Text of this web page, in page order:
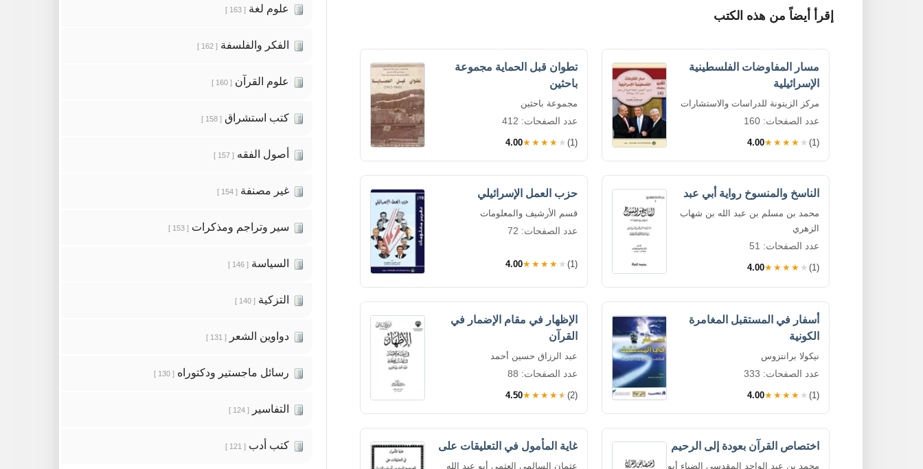
إقرأ أيضاً من هذه الكتب
مسار المفاوضات الفلسطينية
الإسرائيلية
مركز الزيتونة للدراسات والاستشارات
عدد الصفحات: 160
4.00★★★★★ (1)
تطوان قبل الحماية مجموعة
باحثين
مجموعة باحثين
عدد الصفحات: 412
4.00★★★★★ (1)
الناسخ والمنسوخ رواية أبي عبد
محمد بن مسلم بن عبد الله بن شهاب
الزهري
عدد الصفحات: 51
4.00★★★★★ (1)
حزب العمل الإسرائيلي
قسم الأرشيف والمعلومات
عدد الصفحات: 72
4.00★★★★★ (1)
أسفار في المستقبل المغامرة
الكونية
نيكولا برانتزوس
عدد الصفحات: 333
4.00★★★★★ (1)
الإظهار في مقام الإضمار في
القرآن
عبد الرزاق حسين أحمد
عدد الصفحات: 88
4.50★★★★★ (2)
اختصاص القرآن بعودة إلى الرحيم
محمد بن عبد الواحد المقدسي الضياء أبو
غاية المأمول في التعليقات على
عثمان السالمي العثمي أبو عبد الله
علوم لغة [ 163 ]
الفكر والفلسفة [ 162 ]
علوم القرآن [ 160 ]
كتب استشراق [ 158 ]
أصول الفقه [ 157 ]
غير مصنفة [ 154 ]
سير وتراجم ومذكرات [ 153 ]
السياسة [ 146 ]
التزكية [ 140 ]
دواوين الشعر [ 131 ]
رسائل ماجستير ودكتوراه [ 130 ]
التفاسير [ 124 ]
كتب أدب [ 121 ]